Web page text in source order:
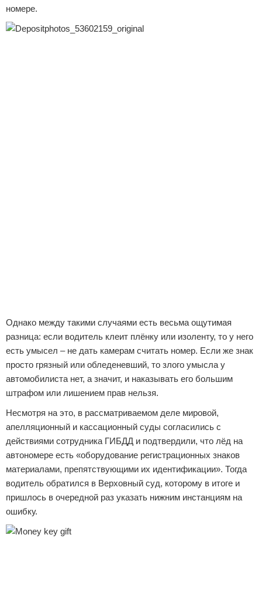
номере.
Однако между такими случаями есть весьма ощутимая
разница: если водитель клеит плёнку или изоленту, то у него
есть умысел – не дать камерам считать номер. Если же знак
просто грязный или обледеневший, то злого умысла у
автомобилиста нет, а значит, и наказывать его большим
штрафом или лишением прав нельзя.
Несмотря на это, в рассматриваемом деле мировой,
апелляционный и кассационный суды согласились с
действиями сотрудника ГИБДД и подтвердили, что лёд на
автономере есть «оборудование регистрационных знаков
материалами, препятствующими их идентификации». Тогда
водитель обратился в Верховный суд, которому в итоге и
пришлось в очередной раз указать нижним инстанциям на
ошибку.